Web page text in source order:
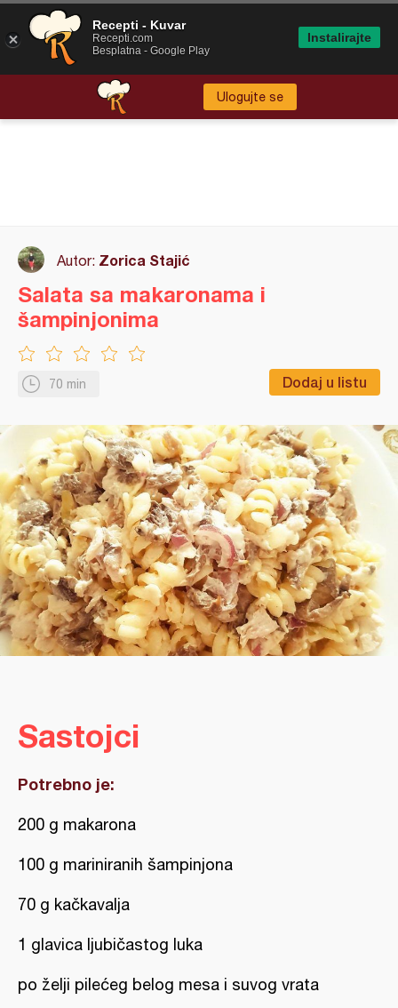
Ulogujte se
Autor: Zorica Stajić
70 min Dodaj u listu
Salata sa makaronama i
šampinjonima
Sastojci
Potrebno je:
200 g makarona
100 g mariniranih šampinjona
70 g kačkavalja
1 glavica ljubičastog luka
po želji pilećeg belog mesa i suvog vrata
Recepti - Kuvar
Recepti.com
Besplatna - Google Play
Instalirajte